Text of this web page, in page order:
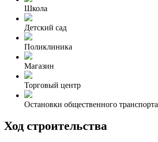
Школа
Детский сад
Поликлиника
Магазин
Торговый центр
Остановки общественного транспорта
Ход строительства